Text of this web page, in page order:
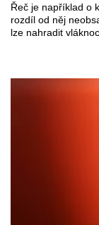
Řeč je například o
rozdíl od něj
lze nahradit